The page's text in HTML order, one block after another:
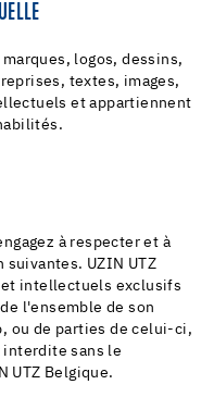
logos, dessins,
textes, images,
et appartiennent
à respecter et à
UZIN UTZ
intellectuels exclusifs
l'ensemble de son
ou de parties de celui-ci,
interdite sans le
UTZ Belgique.